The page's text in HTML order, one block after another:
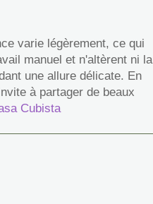
varie légèrement, ce qui
manuel et n'altèrent ni la
une allure délicate. En
à partager de beaux
Cubista